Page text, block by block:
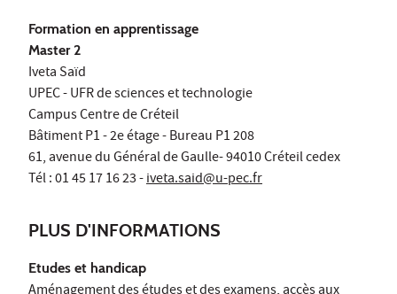
Formation en apprentissage
Master 2
Iveta Saïd
UPEC - UFR de sciences et technologie
Campus Centre de Créteil
Bâtiment P1 - 2e étage - Bureau P1 208
61, avenue du Général de Gaulle- 94010 Créteil cedex
Tél : 01 45 17 16 23 -iveta.said@u-pec.fr
PLUS D'INFORMATIONS
Etudes et handicap